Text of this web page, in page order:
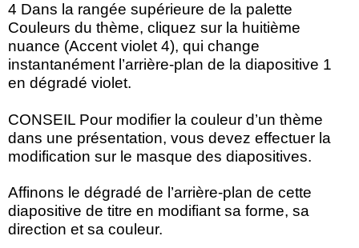
4 Dans la rangée supérieure de la palette
Couleurs du thème, cliquez sur la huitième
nuance (Accent violet 4), qui change
instantanément l’arrière-plan de la diapositive 1
en dégradé violet.
CONSEIL Pour modifier la couleur d’un thème
dans une présentation, vous devez effectuer la
modification sur le masque des diapositives.
Affinons le dégradé de l’arrière-plan de cette
diapositive de titre en modifiant sa forme, sa
direction et sa couleur.